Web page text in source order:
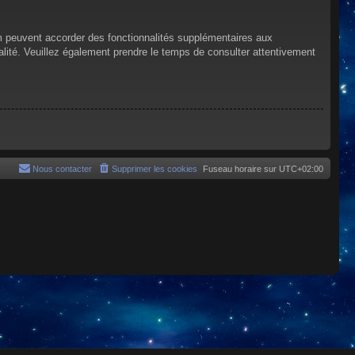
accorder des fonctionnalités supplémentaires aux
Veuillez également prendre le temps de consulter attentivement
Fuseau horaire sur UTC+02:00
Supprimer les cookies
Nous contacter